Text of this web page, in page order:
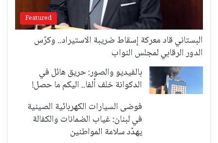
Featured
البستاني قاد معركة إسقاط ضريبة الاستيراد.. وكرّس
الدور الرقابي لمجلس النواب
بالفيديو والصور: حريق هائل في
الدكوانة خلف ألفا.. اليكم ما حصل!
فوضى السيارات الكهربائية الصينية
في لبنان: غياب الضمانات والكفالة
يهدّد سلامة المواطنين